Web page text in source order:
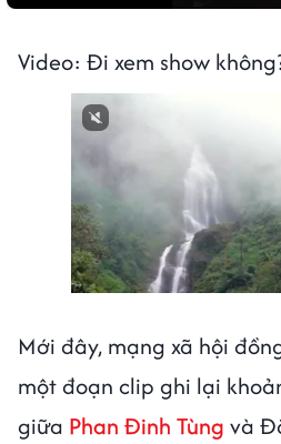
Video: Đi xem show
Next video in 1
Mới đây, mạng xã hội
một đoạn clip ghi lại
giữa Phan Đinh Tùng và